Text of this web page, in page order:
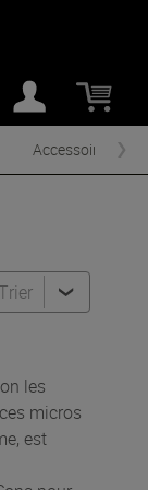
Accessoires
Trier
les
micros
est